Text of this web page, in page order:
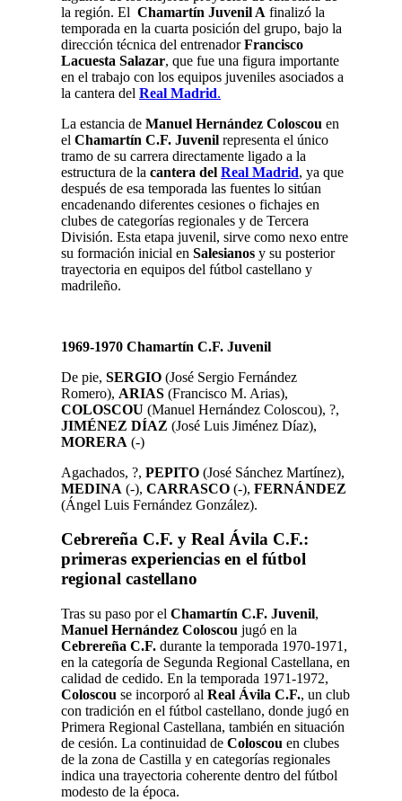
la región. El Chamartín Juvenil A finalizó la
temporada en la cuarta posición del grupo, bajo la
dirección técnica del entrenadorFrancisco
Lacuesta Salazar, que fue una figura importante
en el trabajo con los equipos juveniles asociados a
la cantera del Real Madrid.
La estancia de Manuel Hernández Coloscou en
el Chamartín C.F. Juvenil representa el único
tramo de su carrera directamente ligado a la
estructura de la cantera del Real Madrid, ya que
después de esa temporada las fuentes lo sitúan
encadenando diferentes cesiones o fichajes en
clubes de categorías regionales y de Tercera
División. Esta etapa juvenil, sirve como nexo entre
su formación inicial en Salesianos y su posterior
trayectoria en equipos del fútbol castellano y
madrileño.
1969-1970 Chamartín C.F. Juvenil
De pie, SERGIO (José Sergio Fernández
Romero), ARIAS (Francisco M. Arias),
COLOSCOU (Manuel Hernández Coloscou), ?,
JIMÉNEZ DÍAZ (José Luis Jiménez Díaz),
MORERA (-)
Agachados, ?, PEPITO (José Sánchez Martínez),
MEDINA (-), CARRASCO (-), FERNÁNDEZ
(Ángel Luis Fernández González).
Cebrereña C.F. y Real Ávila C.F.:
primeras experiencias en el fútbol
regional castellano
Tras su paso por el Chamartín C.F. Juvenil,
Manuel Hernández Coloscou jugó en la
Cebrereña C.F. durante la temporada 1970-1971,
en la categoría de Segunda Regional Castellana, en
calidad de cedido. En la temporada 1971-1972,
Coloscou se incorporó al Real Ávila C.F., un club
con tradición en el fútbol castellano, donde jugó en
Primera Regional Castellana, también en situación
de cesión. La continuidad de Coloscou en clubes
de la zona de Castilla y en categorías regionales
indica una trayectoria coherente dentro del fútbol
modesto de la época.